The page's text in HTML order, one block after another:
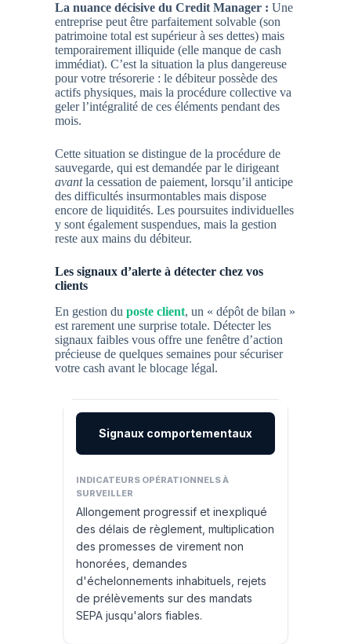
La nuance décisive du Credit Manager : Une
entreprise peut être parfaitement solvable (son
patrimoine total est supérieur à ses dettes) mais
temporairement illiquide (elle manque de cash
immédiat). C’est la situation la plus dangereuse
pour votre trésorerie : le débiteur possède des
actifs physiques, mais la procédure collective va
geler l’intégralité de ces éléments pendant des
mois.
Cette situation se distingue de la procédure de
sauvegarde, qui est demandée par le dirigeant
avantla cessation de paiement, lorsqu’il anticipe
des difficultés insurmontables mais dispose
encore de liquidités. Les poursuites individuelles
y sont également suspendues, mais la gestion
reste aux mains du débiteur.
Les signaux d’alerte à détecter chez vos
clients
En gestion du poste client, un « dépôt de bilan »
est rarement une surprise totale. Détecter les
signaux faibles vous offre une fenêtre d’action
précieuse de quelques semaines pour sécuriser
votre cash avant le blocage légal.
Signaux comportementaux
Allongement progressif et inexpliqué
des délais de règlement, multiplication
des promesses de virement non
honorées, demandes
d'échelonnements inhabituels, rejets
de prélèvements sur des mandats
SEPA jusqu'alors fiables.